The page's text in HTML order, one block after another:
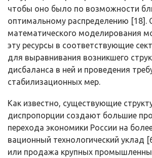
чтобы оно было по возмож­ности
оптимальному распределению
математиче­ского моделирования
эту ресурсы в соответствующие
для выравнивания возникшего
дисбаланса в ней и проведения
стабилизационных мер.
Как известно, существующие
диспропорции создают большие
перехода экономики России на
вационный технологический уклад
или продажа крупных